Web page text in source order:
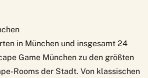
in München und insgesamt 24
Game München zu den größten
Rooms der Stadt. Von klassischen